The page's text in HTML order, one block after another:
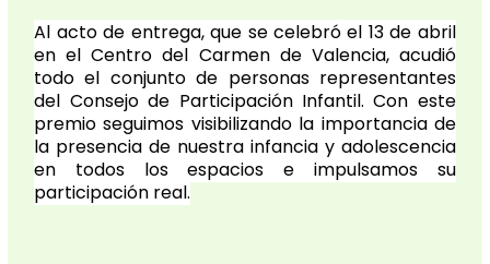
Al acto de entrega, que se celebró el 13 de abril
en el Centro del Carmen de Valencia, acudió
todo el conjunto de personas representantes
del Consejo de Participación Infantil. Con este
premio seguimos visibilizando la importancia de
la presencia de nuestra infancia y adolescencia
en todos los espacios e impulsamos su
participación real.